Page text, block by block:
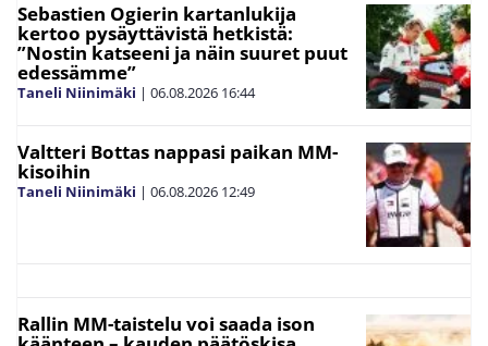
Sebastien Ogierin kartanlukija
kertoo pysäyttävistä hetkistä:
”Nostin katseeni ja näin suuret puut
edessämme”
Taneli Niinimäki | 06.08.2026 16:44
Valtteri Bottas nappasi paikan MM-
kisoihin
Taneli Niinimäki | 06.08.2026 12:49
Rallin MM-taistelu voi saada ison